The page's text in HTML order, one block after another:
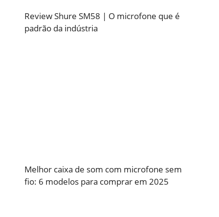
Review Shure SM58 | O microfone que é
padrão da indústria
Melhor caixa de som com microfone sem
fio: 6 modelos para comprar em 2025